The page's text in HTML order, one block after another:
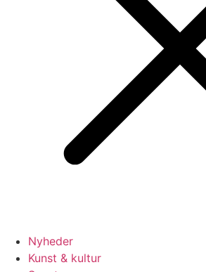
Nyheder
Kunst & kultur